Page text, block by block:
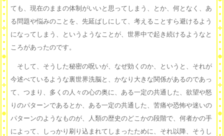
ても、現在のままの体制がいいと思ってしまう、とか、何となく、あ
る問題や悩みのことを、先延ばしにして、考えることすら避けるよう
になってしまう、というようなことが、世界中で起き続けるようなと
ころがあったのです。
そして、そうした秘密の呪いが、なぜ効くのか、というと、それが
今述べているような裏世界洗脳と、かなり大きな関係があるのであっ
て、つまり、多くの人々の心の奥に、ある一定の共通した、欲望や怒
りのパターンであるとか、ある一定の共通した、苦痛や恐怖や迷いの
パターンのようなものが、人類の歴史のどこかの段階で、何者かの手
によって、しっかり刷り込まれてしまったために、それ以降、そうし